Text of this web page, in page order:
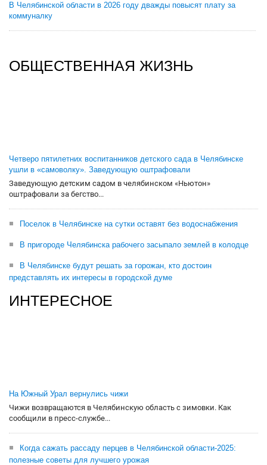
В Челябинской области в 2026 году дважды повысят плату за
коммуналку
ОБЩЕСТВЕННАЯ ЖИЗНЬ
Четверо пятилетних воспитанников детского сада в Челябинске
ушли в «самоволку». Заведующую оштрафовали
Заведующую детским садом в челябинском «Ньютон»
оштрафовали за бегство...
Поселок в Челябинске на сутки оставят без водоснабжения
В пригороде Челябинска рабочего засыпало землей в колодце
В Челябинске будут решать за горожан, кто достоин
представлять их интересы в городской думе
ИНТЕРЕСНОЕ
На Южный Урал вернулись чижи
Чижи возвращаются в Челябинскую область с зимовки. Как
сообщили в пресс-службе...
Когда сажать рассаду перцев в Челябинской области-2025:
полезные советы для лучшего урожая